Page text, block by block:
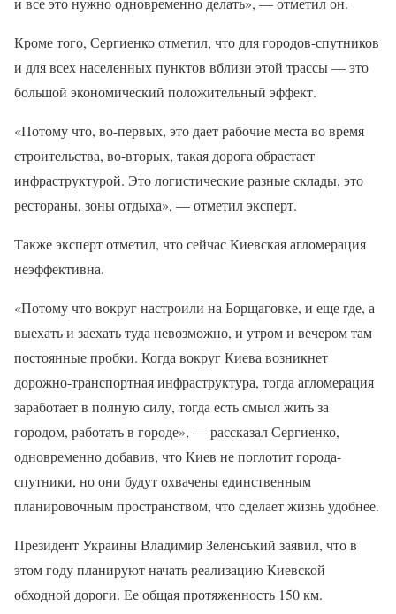
Кроме того, Сергиенко отметил, что для городов-спутников
и для всех населенных пунктов вблизи этой трассы — это
большой экономический положительный эффект.
«Потому что, во-первых, это дает рабочие места во время
строительства, во-вторых, такая дорога обрастает
инфраструктурой. Это логистические разные склады, это
рестораны, зоны отдыха», — отметил эксперт.
Также эксперт отметил, что сейчас Киевская агломерация
неэффективна.
«Потому что вокруг настроили на Борщаговке, и еще где, а
выехать и заехать туда невозможно, и утром и вечером там
постоянные пробки. Когда вокруг Киева возникнет
дорожно-транспортная инфраструктура, тогда агломерация
заработает в полную силу, тогда есть смысл жить за
городом, работать в городе», — рассказал Сергиенко,
одновременно добавив, что Киев не поглотит города-
спутники, но они будут охвачены единственным
планировочным пространством, что сделает жизнь удобнее.
Президент Украины Владимир Зеленський заявил, что в
этом году планируют начать реализацию Киевской
обходной дороги. Ее общая протяженность 150 км.